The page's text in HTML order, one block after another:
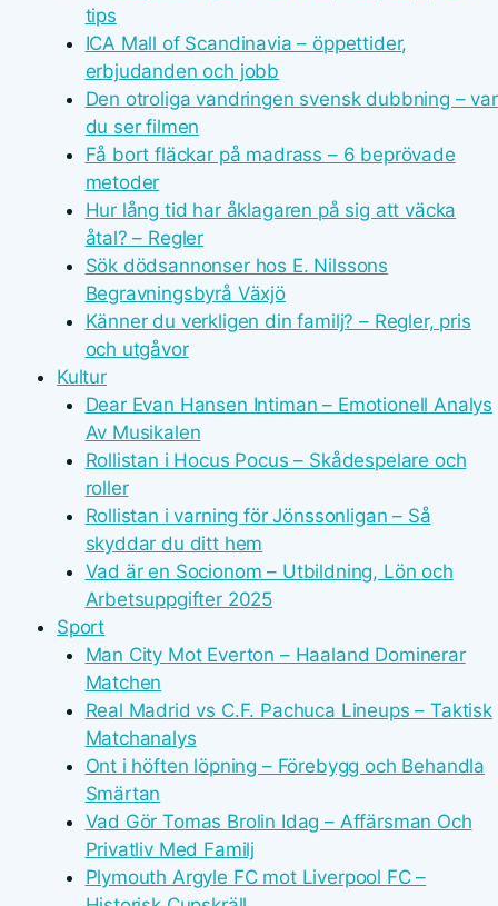
tips
ICA Mall of Scandinavia – öppettider,
erbjudanden och jobb
Den otroliga vandringen svensk dubbning – var
du ser filmen
Få bort fläckar på madrass – 6 beprövade
metoder
Hur lång tid har åklagaren på sig att väcka
åtal? – Regler
Sök dödsannonser hos E. Nilssons
Begravningsbyrå Växjö
Känner du verkligen din familj? – Regler, pris
och utgåvor
Kultur
Dear Evan Hansen Intiman – Emotionell Analys
Av Musikalen
Rollistan i Hocus Pocus – Skådespelare och
roller
Rollistan i varning för Jönssonligan – Så
skyddar du ditt hem
Vad är en Socionom – Utbildning, Lön och
Arbetsuppgifter 2025
Sport
Man City Mot Everton – Haaland Dominerar
Matchen
Real Madrid vs C.F. Pachuca Lineups – Taktisk
Matchanalys
Ont i höften löpning – Förebygg och Behandla
Smärtan
Vad Gör Tomas Brolin Idag – Affärsman Och
Privatliv Med Familj
Plymouth Argyle FC mot Liverpool FC –